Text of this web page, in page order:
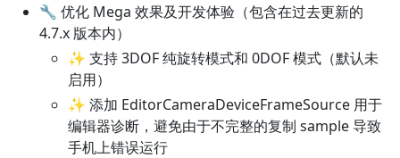
🔧 优化 Mega 效果及开发体验（包含在过去更新的
4.7.x 版本内）
✨ 支持 3DOF 纯旋转模式和 0DOF 模式（默认未
启用）
✨ 添加 EditorCameraDeviceFrameSource 用于
编辑器诊断，避免由于不完整的复制 sample 导致
手机上错误运行